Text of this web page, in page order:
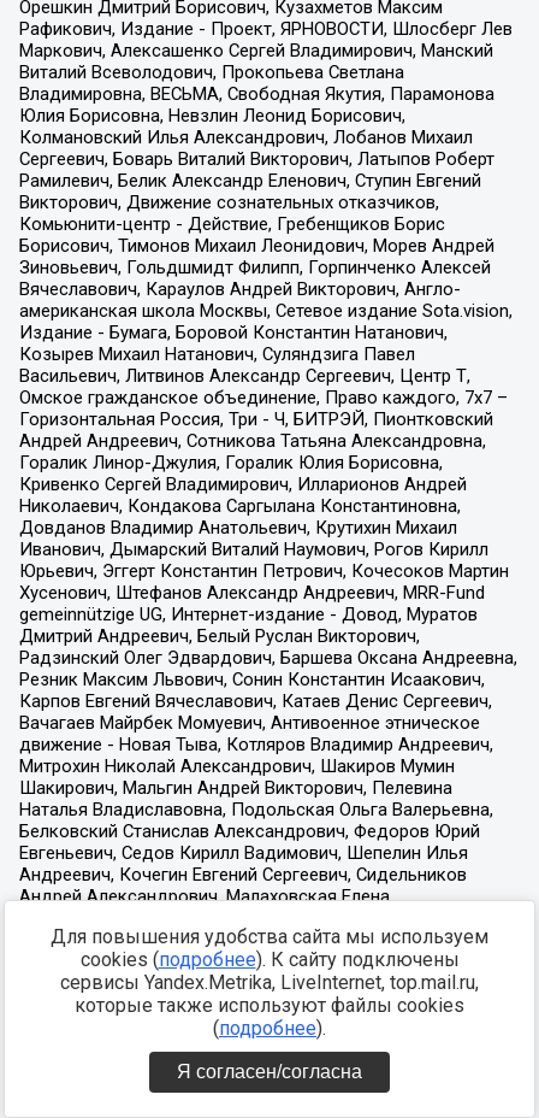
Для повышения удобства сайта мы используем
cookies (подробнее). К сайту подключены
сервисы Yandex.Metrika, LiveInternet, top.mail.ru,
которые также используют файлы cookies
(подробнее).
Я согласен/согласна